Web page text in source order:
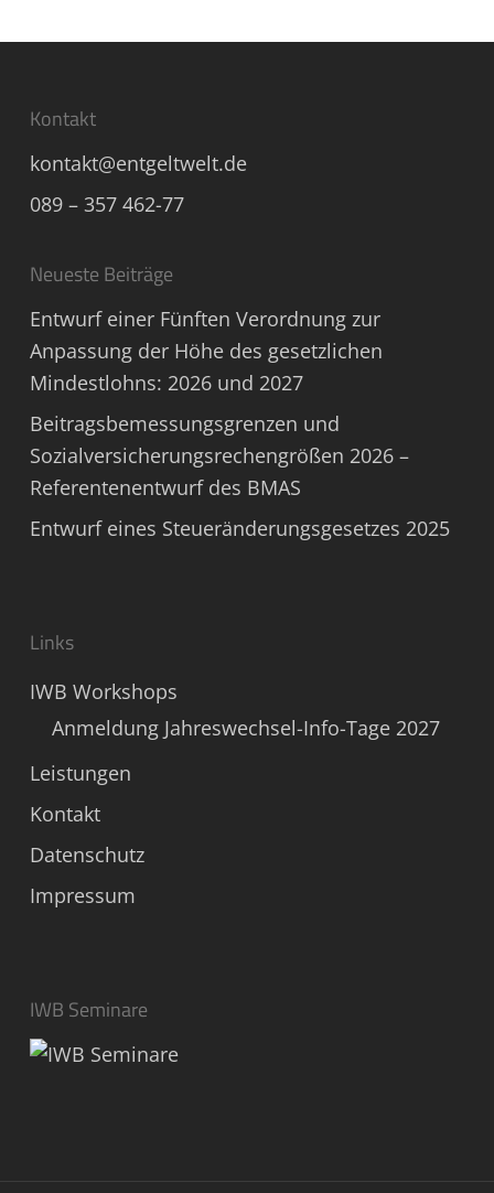
Kontakt
kontakt@entgeltwelt.de
089 – 357 462-77
Neueste Beiträge
Entwurf einer Fünften Verordnung zur
Anpassung der Höhe des gesetzlichen
Mindestlohns: 2026 und 2027
Beitragsbemessungsgrenzen und
Sozialversicherungsrechengrößen 2026 –
Referentenentwurf des BMAS
Entwurf eines Steueränderungsgesetzes 2025
Links
IWB Workshops
Anmeldung Jahreswechsel-Info-Tage 2027
Leistungen
Kontakt
Datenschutz
Impressum
IWB Seminare